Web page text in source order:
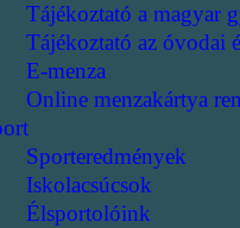
Tájékoztató a magyar
Tájékoztató az óvodai
E-menza
Online menzakártya
Sporteredmények
Iskolacsúcsok
Élsportolóink